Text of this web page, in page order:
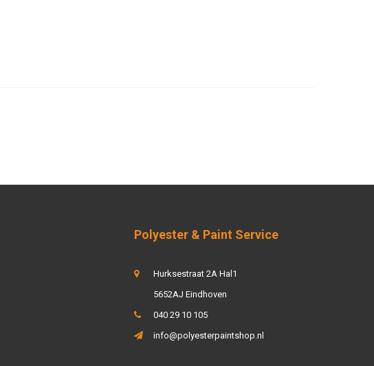
Polyester & Paint Service
Hurksestraat 2A Hal1
5652AJ Eindhoven
040 29 10 105
info@polyesterpaintshop.nl